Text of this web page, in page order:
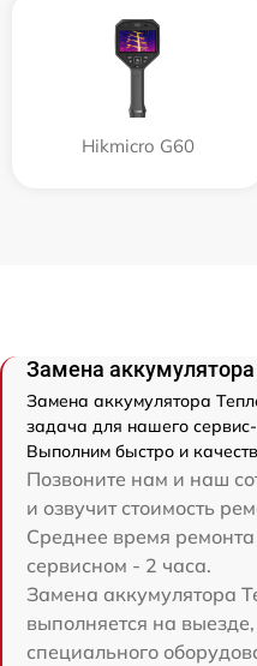
Hikmicro G60
Замена
Замена аккумулятора
задача для нашего
Выполним быстро и
Позвоните нам и наш
и озвучит стоимость
Среднее время
сервисном - 2 часа.
Замена аккумулятора
выполняется на
специального